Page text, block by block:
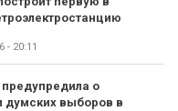
- 20:11
о
думских выборов в